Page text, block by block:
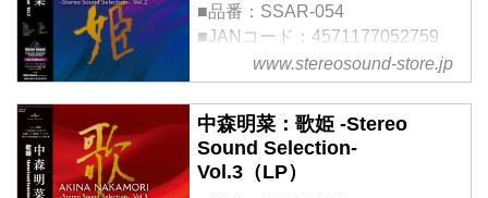
■品番：SSAR-054
■JANコード：4571177052759
■仕様：33 1/3回転 180g重量盤
■限定生産
■企画・販売：株式会社ステレオ
サウンド
■制作・発売：ユニバーサルミュ
ージック合同会社
www.stereosound-store.jp
中森明菜：歌姫 -Stereo
Sound Selection-
Vol.3（LP）